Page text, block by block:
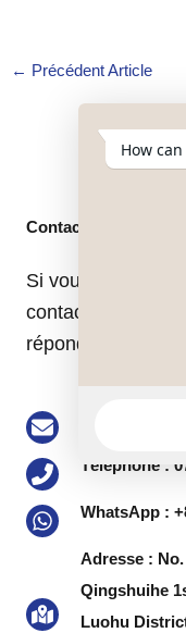
← Précédent Article
Contact
Si vous avez des
contacter. Notre
répondre à vos
Téléphone :
WhatsApp :
Adresse :
Qingshuihe
Luohu
How